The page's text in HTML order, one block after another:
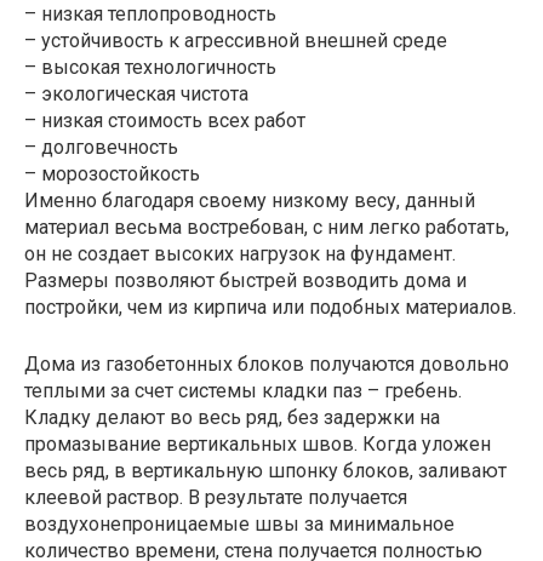
– низкая теплопроводность
– устойчивость к агрессивной внешней среде
– высокая технологичность
– экологическая чистота
– низкая стоимость всех работ
– долговечность
– морозостойкость
Именно благодаря своему низкому весу, данный
материал весьма востребован, с ним легко работать,
он не создает высоких нагрузок на фундамент.
Размеры позволяют быстрей возводить дома и
постройки, чем из кирпича или подобных материалов.
Дома из газобетонных блоков получаются довольно
теплыми за счет системы кладки паз – гребень.
Кладку делают во весь ряд, без задержки на
промазывание вертикальных швов. Когда уложен
весь ряд, в вертикальную шпонку блоков, заливают
клеевой раствор. В результате получается
воздухонепроницаемые швы за минимальное
количество времени, стена получается полностью